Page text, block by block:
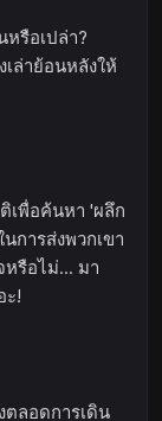
รือเปล่า?
เล่าย้อนหลังให้
เพื่อค้นหา 'ผลึก
การส่งพวกเขา
หรือไม่... มา
ะ!
ตลอดการเดิน